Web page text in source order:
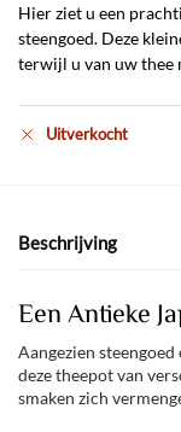
Hier ziet u een
steengoed. Deze
terwijl u van uw thee
Uitverkocht
Beschrijving
Een Antieke
Aangezien
deze theepot van
smaken zich